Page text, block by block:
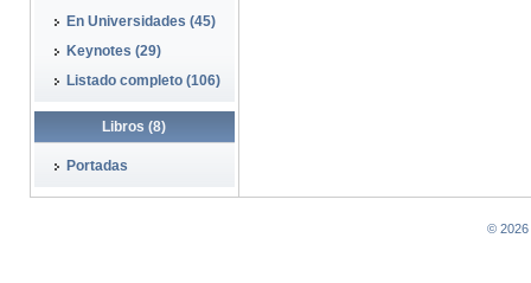
En Universidades (45)
Keynotes (29)
Listado completo (106)
Libros (8)
Portadas
© 2026